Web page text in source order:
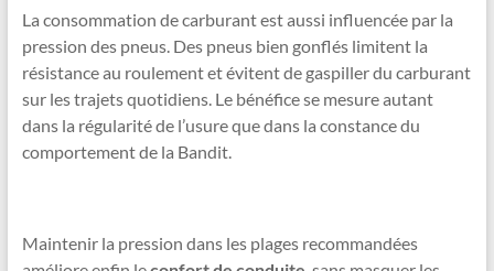
La consommation de carburant est aussi influencée par la
pression des pneus. Des pneus bien gonflés limitent la
résistance au roulement et évitent de gaspiller du carburant
sur les trajets quotidiens. Le bénéfice se mesure autant
dans la régularité de l’usure que dans la constance du
comportement de la Bandit.
Maintenir la pression dans les plages recommandées